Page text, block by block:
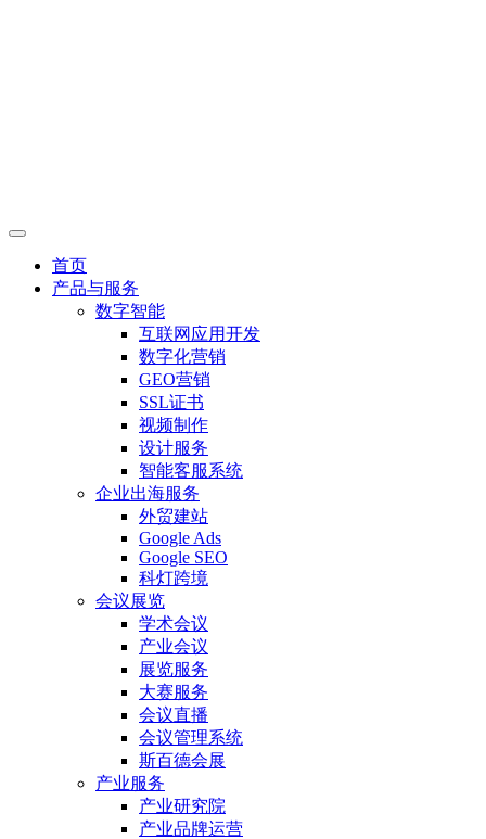
首页
产品与服务
数字智能
互联网应用开发
数字化营销
GEO营销
SSL证书
视频制作
设计服务
智能客服系统
企业出海服务
外贸建站
Google Ads
Google SEO
科灯跨境
会议展览
学术会议
产业会议
展览服务
大赛服务
会议直播
会议管理系统
斯百德会展
产业服务
产业研究院
产业品牌运营